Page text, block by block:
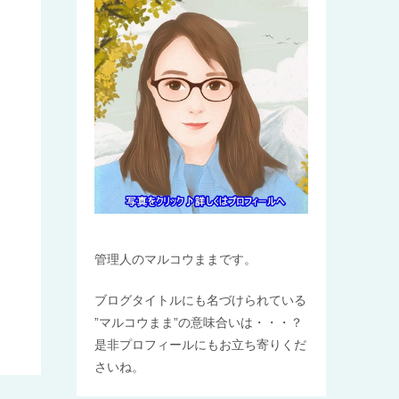
管理人のマルコウままです。
ブログタイトルにも名づけられている
”マルコウまま”の意味合いは・・・？
是非プロフィールにもお立ち寄りくだ
さいね。